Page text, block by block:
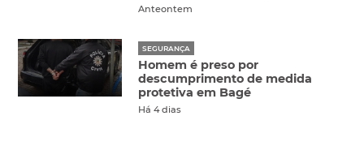
Anteontem
SEGURANÇA
Homem é preso por
descumprimento de medida
protetiva em Bagé
Há 4 dias